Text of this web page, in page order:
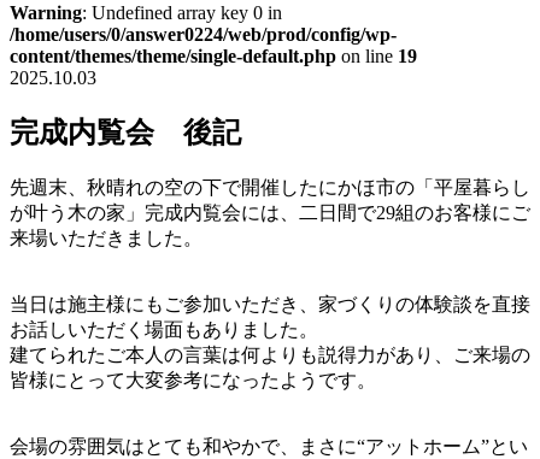
Warning: Undefined array key 0 in
/home/users/0/answer0224/web/prod/config/wp-
content/themes/theme/single-default.php on line 19
2025.10.03
完成内覧会 後記
先週末、秋晴れの空の下で開催したにかほ市の「平屋暮らし
が叶う木の家」完成内覧会には、二日間で29組のお客様にご
来場いただきました。
当日は施主様にもご参加いただき、家づくりの体験談を直接
お話しいただく場面もありました。
建てられたご本人の言葉は何よりも説得力があり、ご来場の
皆様にとって大変参考になったようです。
会場の雰囲気はとても和やかで、まさに“アットホーム”とい